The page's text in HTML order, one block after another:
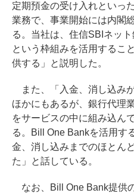
定期預金の受け入れといっ
業務で、事業開始には内閣
る。当社は、住信SBIネッ
という枠組みを活用するこ
供する」と説明した。
また、「入金、消し込み
ほかにもあるが、銀行代理
をサービスの中に組み込ん
る。Bill One Bankを活用す
金、消し込みまでのほとん
た」と話している。
なお、Bill One Bank提供